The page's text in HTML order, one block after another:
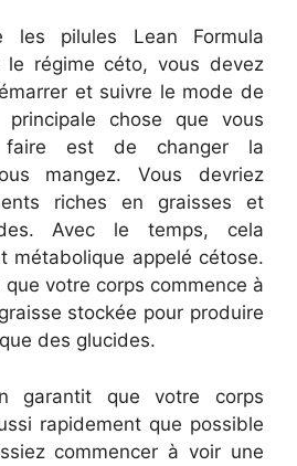
les pilules Lean Formula
le régime céto, vous devez
et suivre le mode de
chose que vous
faire est de changer la
mangez. Vous devriez
riches en graisses et
Avec le temps, cela
métabolique appelé cétose.
que votre corps commence à
stockée pour produire
des glucides.
garantit que votre corps
rapidement que possible
commencer à voir une